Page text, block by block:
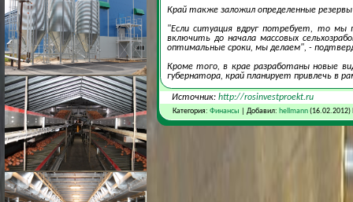
Край также заложил определенные
"Если ситуация вдруг потребует, то
включить до начала массовых
оптимальные сроки, мы делаем", -
Кроме того, в крае разработаны новые
губернатора, край планирует привлечь в
Источник: http://rosinvestproekt.ru
Категория: Финансы | Добавил: hellmann(16.02.2012)